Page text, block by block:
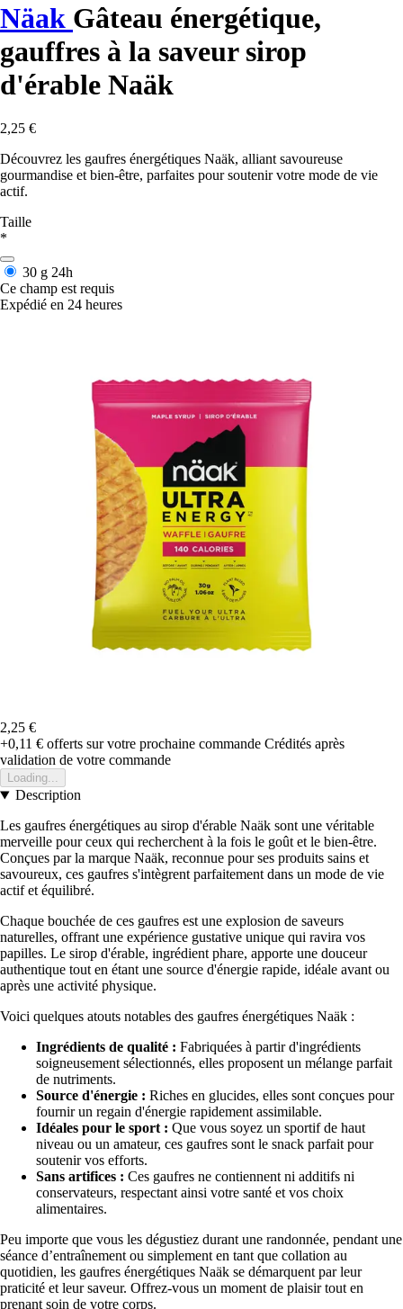
Näak Gâteau énergétique,
gauffres à la saveur sirop
d'érable Naäk
2,25 €
Découvrez les gaufres énergétiques Naäk, alliant savoureuse
gourmandise et bien-être, parfaites pour soutenir votre mode de vie
actif.
Taille
*
30 g 24h
Ce champ est requis
Expédié en 24 heures
2,25 €
+0,11 € offerts sur votre prochaine commande Crédités après
validation de votre commande
Loading...
Description
Les gaufres énergétiques au sirop d'érable Naäk sont une véritable
merveille pour ceux qui recherchent à la fois le goût et le bien-être.
Conçues par la marque Naäk, reconnue pour ses produits sains et
savoureux, ces gaufres s'intègrent parfaitement dans un mode de vie
actif et équilibré.
Chaque bouchée de ces gaufres est une explosion de saveurs
naturelles, offrant une expérience gustative unique qui ravira vos
papilles. Le sirop d'érable, ingrédient phare, apporte une douceur
authentique tout en étant une source d'énergie rapide, idéale avant ou
après une activité physique.
Voici quelques atouts notables des gaufres énergétiques Naäk :
Ingrédients de qualité : Fabriquées à partir d'ingrédients
soigneusement sélectionnés, elles proposent un mélange parfait
de nutriments.
Source d'énergie : Riches en glucides, elles sont conçues pour
fournir un regain d'énergie rapidement assimilable.
Idéales pour le sport : Que vous soyez un sportif de haut
niveau ou un amateur, ces gaufres sont le snack parfait pour
soutenir vos efforts.
Sans artifices : Ces gaufres ne contiennent ni additifs ni
conservateurs, respectant ainsi votre santé et vos choix
alimentaires.
Peu importe que vous les dégustiez durant une randonnée, pendant une
séance d’entraînement ou simplement en tant que collation au
quotidien, les gaufres énergétiques Naäk se démarquent par leur
praticité et leur saveur. Offrez-vous un moment de plaisir tout en
prenant soin de votre corps.